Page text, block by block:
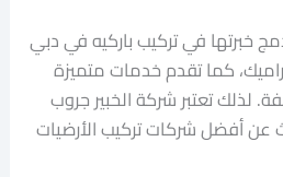
خبرتها في تركيب باركيه في دبي
كما تقدم خدمات متميزة
لذلك تعتبر شركة الخبير جروب
عن أفضل شركات تركيب الأرضيات